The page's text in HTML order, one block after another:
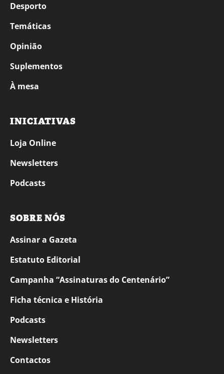
Desporto
Temáticas
Opinião
Suplementos
À mesa
INICIATIVAS
Loja Online
Newsletters
Podcasts
SOBRE NÓS
Assinar a Gazeta
Estatuto Editorial
Campanha “Assinaturas do Centenário”
Ficha técnica e História
Podcasts
Newsletters
Contactos